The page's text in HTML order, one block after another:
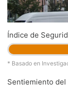
Índice de
* Basado en
Sentiemiento del